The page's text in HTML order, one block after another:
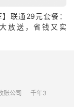
】联通29元套餐：
放送，省钱又实
账公司
千年3